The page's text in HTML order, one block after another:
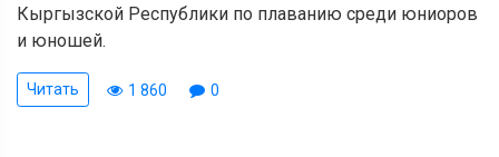
Кыргызской Республики по плаванию среди юниоров
и юношей.
Читать 1 860 0